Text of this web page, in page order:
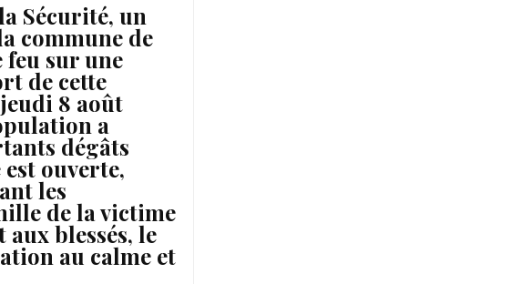
Sécurité, un
commune de
sur une
de cette
8 août
a
dégâts
ouverte,
les
de la victime
blessés, le
au calme et